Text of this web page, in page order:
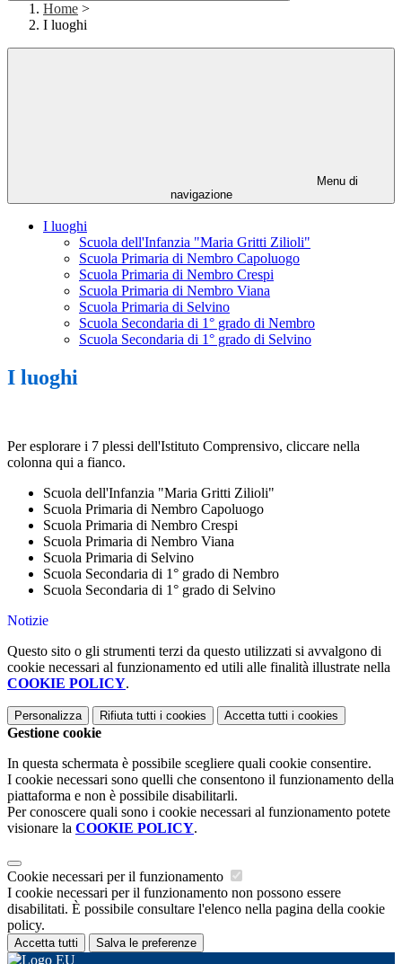
Home >
I luoghi
Menu di
navigazione
I luoghi
Scuola dell'Infanzia "Maria Gritti Zilioli"
Scuola Primaria di Nembro Capoluogo
Scuola Primaria di Nembro Crespi
Scuola Primaria di Nembro Viana
Scuola Primaria di Selvino
Scuola Secondaria di 1° grado di Nembro
Scuola Secondaria di 1° grado di Selvino
I luoghi
Per esplorare i 7 plessi dell'Istituto Comprensivo, cliccare nella
colonna qui a fianco.
Scuola dell'Infanzia "Maria Gritti Zilioli"
Scuola Primaria di Nembro Capoluogo
Scuola Primaria di Nembro Crespi
Scuola Primaria di Nembro Viana
Scuola Primaria di Selvino
Scuola Secondaria di 1° grado di Nembro
Scuola Secondaria di 1° grado di Selvino
Notizie
Questo sito o gli strumenti terzi da questo utilizzati si avvalgono di
cookie necessari al funzionamento ed utili alle finalità illustrate nella
COOKIE POLICY.
Personalizza Rifiuta tutti i cookies Accetta tutti i cookies
Gestione cookie
In questa schermata è possibile scegliere quali cookie consentire.
I cookie necessari sono quelli che consentono il funzionamento della
piattaforma e non è possibile disabilitarli.
Per conoscere quali sono i cookie necessari al funzionamento potete
visionare la COOKIE POLICY.
Cookie necessari per il funzionamento
I cookie necessari per il funzionamento non possono essere
disabilitati. È possibile consultare l'elenco nella pagina della cookie
policy.
Accetta tutti Salva le preferenze